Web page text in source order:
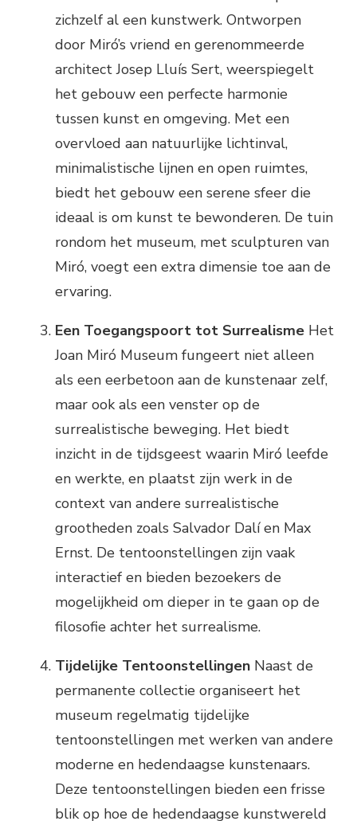
zichzelf al een kunstwerk. Ontworpen
door Miró’s vriend en gerenommeerde
architect Josep Lluís Sert, weerspiegelt
het gebouw een perfecte harmonie
tussen kunst en omgeving. Met een
overvloed aan natuurlijke lichtinval,
minimalistische lijnen en open ruimtes,
biedt het gebouw een serene sfeer die
ideaal is om kunst te bewonderen. De tuin
rondom het museum, met sculpturen van
Miró, voegt een extra dimensie toe aan de
ervaring.
Een Toegangspoort tot Surrealisme Het
Joan Miró Museum fungeert niet alleen
als een eerbetoon aan de kunstenaar zelf,
maar ook als een venster op de
surrealistische beweging. Het biedt
inzicht in de tijdsgeest waarin Miró leefde
en werkte, en plaatst zijn werk in de
context van andere surrealistische
grootheden zoals Salvador Dalí en Max
Ernst. De tentoonstellingen zijn vaak
interactief en bieden bezoekers de
mogelijkheid om dieper in te gaan op de
filosofie achter het surrealisme.
Tijdelijke Tentoonstellingen Naast de
permanente collectie organiseert het
museum regelmatig tijdelijke
tentoonstellingen met werken van andere
moderne en hedendaagse kunstenaars.
Deze tentoonstellingen bieden een frisse
blik op hoe de hedendaagse kunstwereld